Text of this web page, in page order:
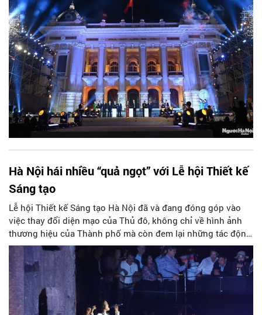
tiêu biểu của Hà Nội với hơn 100 hoạt động sáng tạo, góp
phần kết nối di sản thủ đô, thúc đẩy các nhà thiết kế trẻ
cũng như tiếp tục định vị Thành phố Sáng tạo của Hà Nộ
Hà Nội hái nhiều “quả ngọt” với Lễ hội Thiết kế
Sáng tạo
Lễ hội Thiết kế Sáng tạo Hà Nội đã và đang đóng góp vào
việc thay đổi diện mạo của Thủ đô, không chỉ về hình ảnh
thương hiệu của Thành phố mà còn đem lại những tác động
cụ thể về kinh tế, văn hóa và xã hội.